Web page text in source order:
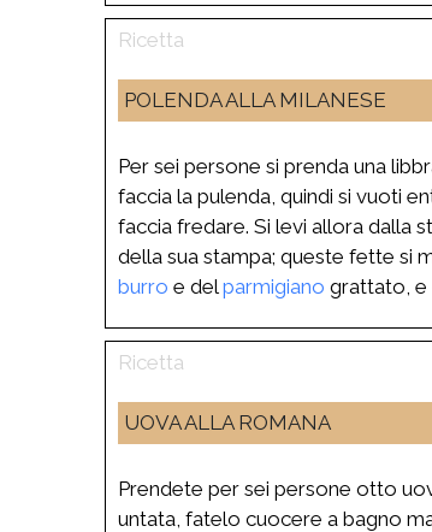
POLENDA ALLA MILANESE
Per sei persone si prenda una
faccia la pulenda, quindi si vuoti
faccia fredare. Si levi allora dalla
della sua stampa; queste fette si
burro e delparmigiano grattato, e
UOVA ALLA ROMANA
Prendete per sei persone otto
untata, fatelo cuocere a bagno